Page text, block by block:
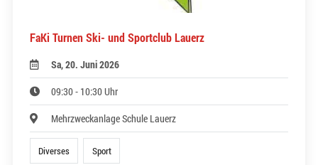
FaKi Turnen Ski- und Sportclub Lauerz
Sa, 20. Juni 2026
09:30 - 10:30 Uhr
Mehrzweckanlage Schule Lauerz
Diverses Sport